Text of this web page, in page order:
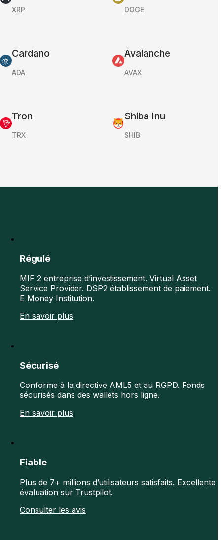
XRP DOGE
Cardano
ADA
Avalanche
AVAX
Tron
TRX
Shiba Inu
SHIB
Régulé
MIF 2 entreprise d’investissement. Virtual Asset
Service Provider. DSP2 établissement de paiement.
E Money Institution.
En savoir plus
Sécurisé
Conforme à la directive AML5 et au RGPD. Fonds
sécurisés dans des wallets hors ligne.
En savoir plus
Fiable
Plus de 7+ millions d’utilisateurs satisfaits. Excellente
évaluation sur Trustpilot.
Consulter les avis